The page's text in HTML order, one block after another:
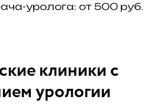
уролога: от 500 руб.
клиники с
урологии